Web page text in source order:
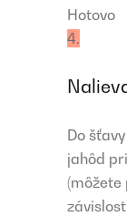
Hotovo
4.
Do
jahôd
(môžete